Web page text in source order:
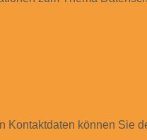
können Sie